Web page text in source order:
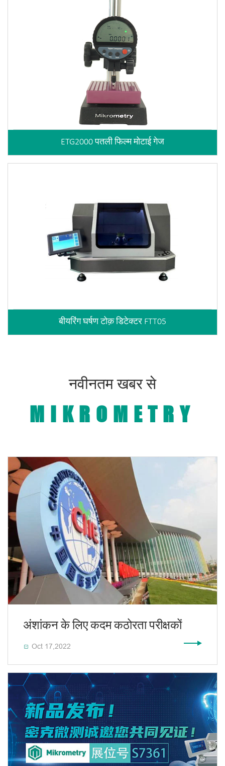
ETG2000 पतली फिल्म मोटाई गेज
बीयरिंग घर्षण टोक़ डिटेक्टर FTT05
नवीनतम खबर से
MIKROMETRY
अंशांकन के लिए कदम कठोरता परीक्षकों
 Oct 17,2022